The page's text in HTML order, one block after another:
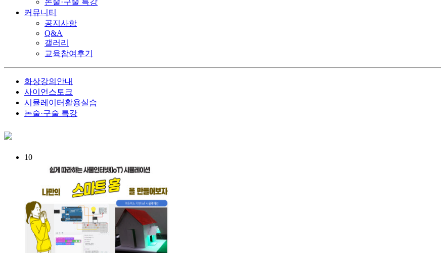
커뮤니티
공지사항
Q&A
갤러리
교육참여후기
화상강의안내
사이언스토크
시뮬레이터활용실습
논술·구술 특강
10